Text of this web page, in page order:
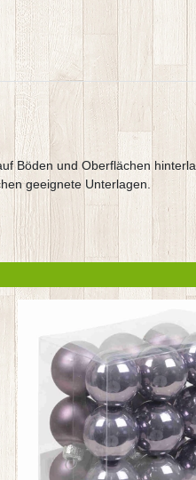
Böden und Oberflächen
geeignete Unterlagen.